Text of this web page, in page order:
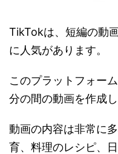
TikTokは、短編の動
に人気があります。
このプラットフォー
分の間の動画を作成
動画の内容は非常に
育、料理のレシピ、